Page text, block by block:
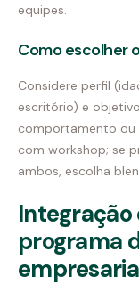
equipes.
Como escolher
Considere perfil
escritório) e
comportamento ou
com workshop; se
ambos, escolha
Integração
programa